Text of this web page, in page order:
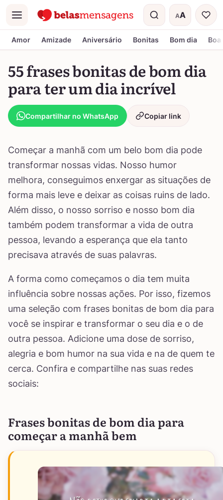
Menu AA
Tamanho do
Amor Amizade Aniversário Bonitas Bom dia
55 frases bonitas de bom dia
para ter um dia incrível
Compartilhar no WhatsApp Copiar link
Começar a manhã com um belo bom dia pode
transformar nossas vidas. Nosso humor
melhora, conseguimos enxergar as situações de
forma mais leve e deixar as coisas ruins de lado.
Além disso, o nosso sorriso e nosso bom dia
também podem transformar a vida de outra
pessoa, levando a esperança que ela tanto
precisava através de suas palavras.
A forma como começamos o dia tem muita
influência sobre nossas ações. Por isso, fizemos
uma seleção com frases bonitas de bom dia para
você se inspirar e transformar o seu dia e o de
outra pessoa. Adicione uma dose de sorriso,
alegria e bom humor na sua vida e na de quem te
cerca. Confira e compartilhe nas suas redes
sociais:
Frases bonitas de bom dia para
começar a manhã bem